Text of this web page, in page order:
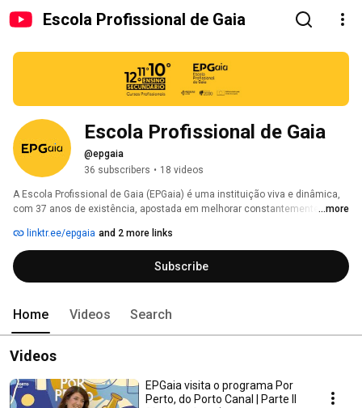
Escola Profissional de Gaia
Escola Profissional de Gaia
@epgaia
36 subscribers • 18 videos
A Escola Profissional de Gaia (EPGaia) é uma instituição viva e dinâmica,
com 37 anos de existência, apostada em melhorar constantemente a
meio envolvente. Possui um corpo docente estável, de modo a atender ao
perfil profissional dos alunos que frequentam os cursos.
...more
linktr.ee/epgaia and 2 more links
Subscribe
Home Videos Search
Videos
EPGaia visita o programa Por
Perto, do Porto Canal | Parte II